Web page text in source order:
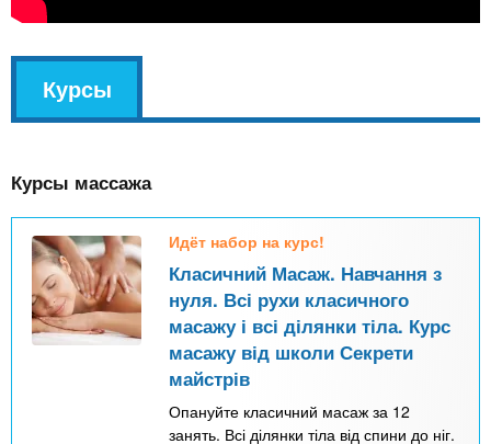
l
Курсы
(
а
т
и
в
н
а
Курсы массажа
Идёт набор на курс!
Класичний Масаж. Навчання з
нуля. Всі рухи класичного
масажу і всі ділянки тіла. Курс
масажу від школи Секрети
майстрів
Опануйте класичний масаж за 12
занять. Всі ділянки тіла від спини до ніг.